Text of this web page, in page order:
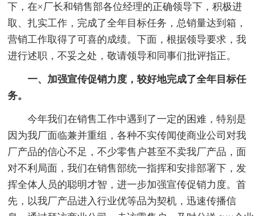
下，在×厂长和销售部各位经理的正确领导下，积极进
取、扎实工作，完成了全年目标任务，总销量达到箱，
营销工作取得了可喜的成绩。下面，根据领导要求，我
进行述职，不妥之处，敬请领导和同事们批评指正。
一、加强宣传促销力度，较好地完成了全年目标任
务。
今年我们在销售工作中遇到了一定的困难，特别是
因为我厂面临兼并重组，各种不实传闻使商业公司对我
厂产品的信心不足，不少零售户甚至不卖我厂产品，面
对不利局面，我们在销售部统一指挥和安排部署下，发
挥全体人员的聪明才智，进一步加强宣传促销力度。首
先，以我厂产品进入行业优等品为契机，迅速传播信